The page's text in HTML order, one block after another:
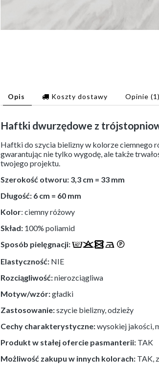
Opis Koszty dostawy Opinie (1)
Haftki dwurzędowe z
Haftki do szycia bielizny w kolorze ciemnego
gwarantując nie tylko wygodę, ale także
twojego projektu.
Szerokość otworu: 3,3 cm = 33 mm
Długość: 6 cm = 60 mm
Kolor: ciemny różowy
Skład: 100% poliamid
Sposób pielęgnacji:
Elastyczność: NIE
Rozciągliwość:nierozciągliwa
Motyw/wzór:gładki
Zastosowanie:szycie bielizny, odzieży
Cechy charakterystyczne:wysokiej jakości,
Produkt w stałej ofercie pasmanterii: TAK
Możliwość zakupu w innych kolorach: TAK,